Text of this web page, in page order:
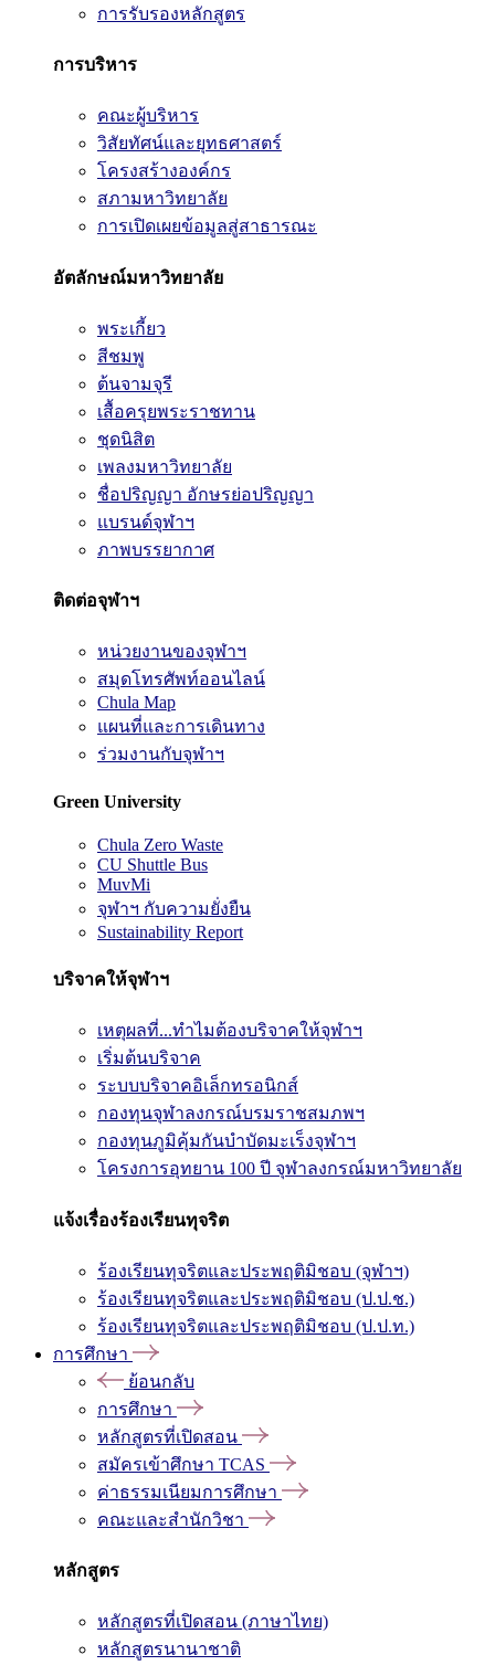
การรับรองหลักสูตร
การบริหาร
คณะผู้บริหาร
วิสัยทัศน์และยุทธศาสตร์
โครงสร้างองค์กร
สภามหาวิทยาลัย
การเปิดเผยข้อมูลสู่สาธารณะ
อัตลักษณ์มหาวิทยาลัย
พระเกี้ยว
สีชมพู
ต้นจามจุรี
เสื้อครุยพระราชทาน
ชุดนิสิต
เพลงมหาวิทยาลัย
ชื่อปริญญา อักษรย่อปริญญา
แบรนด์จุฬาฯ
ภาพบรรยากาศ
ติดต่อจุฬาฯ
หน่วยงานของจุฬาฯ
สมุดโทรศัพท์ออนไลน์
Chula Map
แผนที่และการเดินทาง
ร่วมงานกับจุฬาฯ
Green University
Chula Zero Waste
CU Shuttle Bus
MuvMi
จุฬาฯ กับความยั่งยืน
Sustainability Report
บริจาคให้จุฬาฯ
เหตุผลที่...ทำไมต้องบริจาคให้จุฬาฯ
เริ่มต้นบริจาค
ระบบบริจาคอิเล็กทรอนิกส์
กองทุนจุฬาลงกรณ์บรมราชสมภพฯ
กองทุนภูมิคุ้มกันบำบัดมะเร็งจุฬาฯ
โครงการอุทยาน 100 ปี จุฬาลงกรณ์มหาวิทยาลัย
แจ้งเรื่องร้องเรียนทุจริต
ร้องเรียนทุจริตและประพฤติมิชอบ (จุฬาฯ)
ร้องเรียนทุจริตและประพฤติมิชอบ (ป.ป.ช.)
ร้องเรียนทุจริตและประพฤติมิชอบ (ป.ป.ท.)
การศึกษา
ย้อนกลับ
การศึกษา
หลักสูตรที่เปิดสอน
สมัครเข้าศึกษา TCAS
ค่าธรรมเนียมการศึกษา
คณะและสำนักวิชา
หลักสูตร
หลักสูตรที่เปิดสอน (ภาษาไทย)
หลักสูตรนานาชาติ